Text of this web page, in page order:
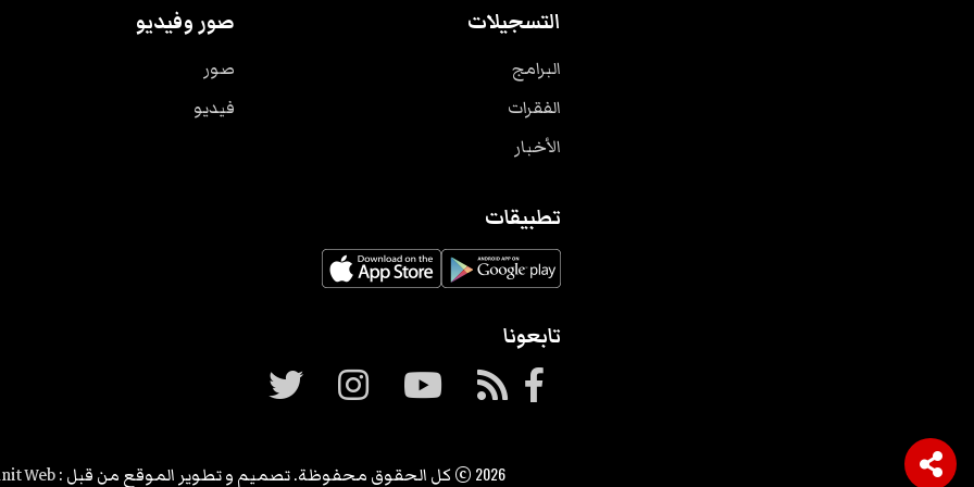
التسجيلات
البرامج
الفقرات
الأخبار
صور وفيديو
صور
فيديو
تطبيقات
تابعونا
2026 © كل الحقوق محفوظة. تصميم و تطوير الموقع من قبل :Web